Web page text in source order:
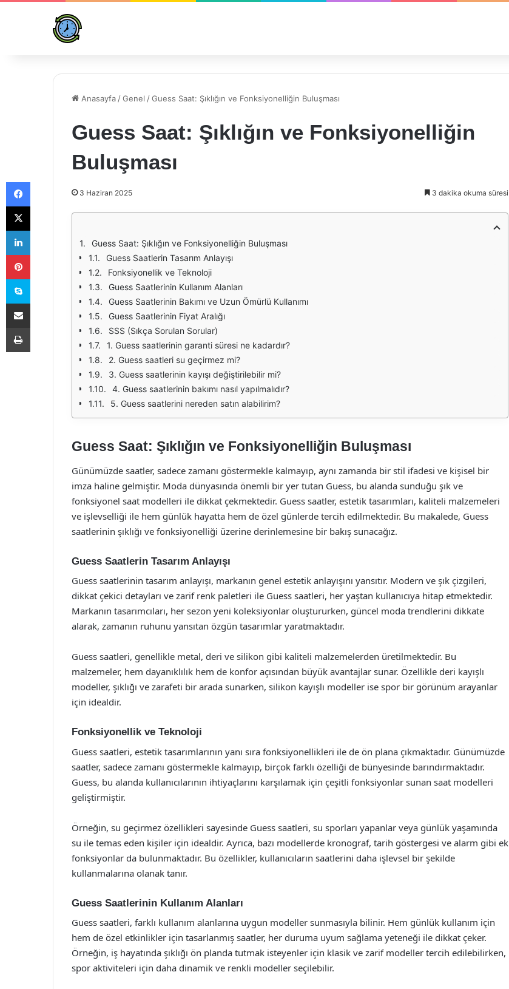
Anasayfa /Genel /Guess Saat: Şıklığın ve Fonksiyonelliğin Buluşması
Guess Saat: Şıklığın ve Fonksiyonelliğin
Buluşması
3 Haziran 2025 3 dakika okuma süresi
Guess Saat: Şıklığın ve Fonksiyonelliğin Buluşması
Guess Saatlerin Tasarım Anlayışı
Fonksiyonellik ve Teknoloji
Guess Saatlerinin Kullanım Alanları
Guess Saatlerinin Bakımı ve Uzun Ömürlü Kullanımı
Guess Saatlerinin Fiyat Aralığı
SSS (Sıkça Sorulan Sorular)
1. Guess saatlerinin garanti süresi ne kadardır?
2. Guess saatleri su geçirmez mi?
3. Guess saatlerinin kayışı değiştirilebilir mi?
4. Guess saatlerinin bakımı nasıl yapılmalıdır?
5. Guess saatlerini nereden satın alabilirim?
Guess Saat: Şıklığın ve Fonksiyonelliğin Buluşması
Günümüzde saatler, sadece zamanı göstermekle kalmayıp, aynı zamanda bir stil ifadesi ve kişisel bir
imza haline gelmiştir. Moda dünyasında önemli bir yer tutan Guess, bu alanda sunduğu şık ve
fonksiyonel saat modelleri ile dikkat çekmektedir. Guess saatler, estetik tasarımları, kaliteli malzemeleri
ve işlevselliği ile hem günlük hayatta hem de özel günlerde tercih edilmektedir. Bu makalede, Guess
saatlerinin şıklığı ve fonksiyonelliği üzerine derinlemesine bir bakış sunacağız.
Guess Saatlerin Tasarım Anlayışı
Guess saatlerinin tasarım anlayışı, markanın genel estetik anlayışını yansıtır. Modern ve şık çizgileri,
dikkat çekici detayları ve zarif renk paletleri ile Guess saatleri, her yaştan kullanıcıya hitap etmektedir.
Markanın tasarımcıları, her sezon yeni koleksiyonlar oluştururken, güncel moda trendlerini dikkate
alarak, zamanın ruhunu yansıtan özgün tasarımlar yaratmaktadır.
Guess saatleri, genellikle metal, deri ve silikon gibi kaliteli malzemelerden üretilmektedir. Bu
malzemeler, hem dayanıklılık hem de konfor açısından büyük avantajlar sunar. Özellikle deri kayışlı
modeller, şıklığı ve zarafeti bir arada sunarken, silikon kayışlı modeller ise spor bir görünüm arayanlar
için idealdir.
Fonksiyonellik ve Teknoloji
Guess saatleri, estetik tasarımlarının yanı sıra fonksiyonellikleri ile de ön plana çıkmaktadır. Günümüzde
saatler, sadece zamanı göstermekle kalmayıp, birçok farklı özelliği de bünyesinde barındırmaktadır.
Guess, bu alanda kullanıcılarının ihtiyaçlarını karşılamak için çeşitli fonksiyonlar sunan saat modelleri
geliştirmiştir.
Örneğin, su geçirmez özellikleri sayesinde Guess saatleri, su sporları yapanlar veya günlük yaşamında
su ile temas eden kişiler için idealdir. Ayrıca, bazı modellerde kronograf, tarih göstergesi ve alarm gibi ek
fonksiyonlar da bulunmaktadır. Bu özellikler, kullanıcıların saatlerini daha işlevsel bir şekilde
kullanmalarına olanak tanır.
Guess Saatlerinin Kullanım Alanları
Guess saatleri, farklı kullanım alanlarına uygun modeller sunmasıyla bilinir. Hem günlük kullanım için
hem de özel etkinlikler için tasarlanmış saatler, her duruma uyum sağlama yeteneği ile dikkat çeker.
Örneğin, iş hayatında şıklığı ön planda tutmak isteyenler için klasik ve zarif modeller tercih edilebilirken,
spor aktiviteleri için daha dinamik ve renkli modeller seçilebilir.
Facebook
X
LinkedIn
Pinterest
Skype
E-Posta ile paylaş